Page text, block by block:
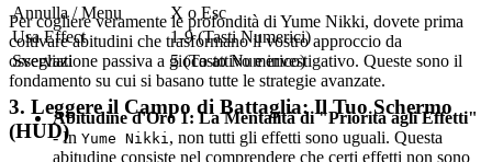
Annulla / Menu
X o Esc
Usa Effect
1-9 (Tasti Numerici)
Svegliati
5 (Tasto Numerico)
3. Leggere il Campo di Battaglia: Il Tuo Schermo
(HUD)
Per cogliere veramente le profondità di Yume Nikki, dovete prima
coltivare abitudini che trasformano il vostro approccio da
osservazione passiva a gioco attivo e investigativo. Queste sono il
fondamento su cui si basano tutte le strategie avanzate.
Abitudine d'Oro 1: La Mentalità di "Priorità agli Effetti"
- In Yume Nikki , non tutti gli effetti sono uguali. Questa
abitudine consiste nel comprendere che certi effetti non sono